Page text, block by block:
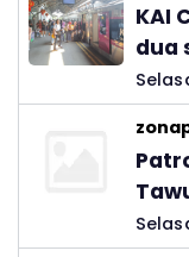
KAI
dua